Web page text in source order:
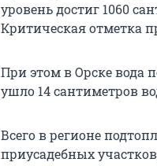
уровень достиг 1060
Критическая отметка
При этом в Орске вода
ушло 14 сантиметров
Всего в регионе
приусадебных